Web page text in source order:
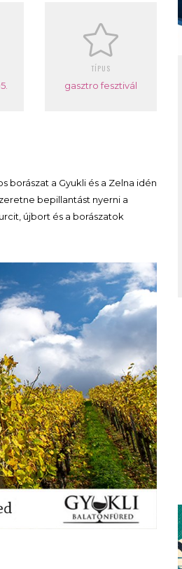
TÍPUS
gasztro fesztivál
borászat a Gyukli és a Zelna idén
bepillantást nyerni a
újbort és a borászatok